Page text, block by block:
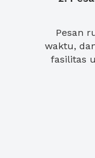
Pesan
waktu,
fasilitas